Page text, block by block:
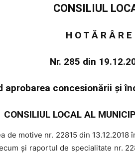
CONSILIUL
H O T Ă R Â R E
Nr. 285 din
aprobarea concesionării şi
CONSILIUL LOCAL AL
de motive nr. 22815 din
şi raportul de specialitate nr.